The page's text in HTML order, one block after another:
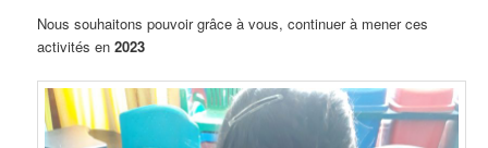
Nous souhaitons pouvoir grâce à vous, continuer à mener ces
activités en2023